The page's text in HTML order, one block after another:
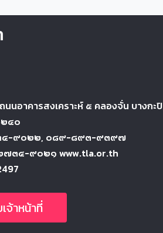
ถนนอาคารสงเคราะห์ ๕ คลองจั่น บางกะปิ
๔๐
-๙๐๒๒, ๐๘๙-๘๙๓-๙๓๙๗
๓๔-๙๐๒๑ www.tla.or.th
จ้าหน้าที่